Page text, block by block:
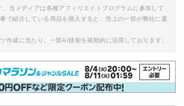
当メディアは各種アフィリエイトプログラムに参加して
で紹介している商品を購入すると、売上の一部が弊社に還
作成に当たり、一部AI技術を補助的に活用しております。